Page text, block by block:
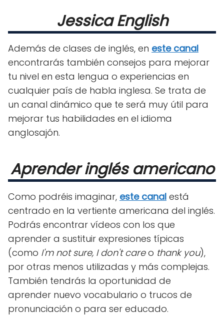
Jessica English
Además de clases de inglés, en este canal
encontrarás también consejos para mejorar
tu nivel en esta lengua o experiencias en
cualquier país de habla inglesa. Se trata de
un canal dinámico que te será muy útil para
mejorar tus habilidades en el idioma
anglosajón.
Aprender inglés americano
Como podréis imaginar, este canal está
centrado en la vertiente americana del inglés.
Podrás encontrar vídeos con los que
aprender a sustituir expresiones típicas
(como I'm not sure, I don't careo thank you),
por otras menos utilizadas y más complejas.
También tendrás la oportunidad de
aprender nuevo vocabulario o trucos de
pronunciación o para ser educado.